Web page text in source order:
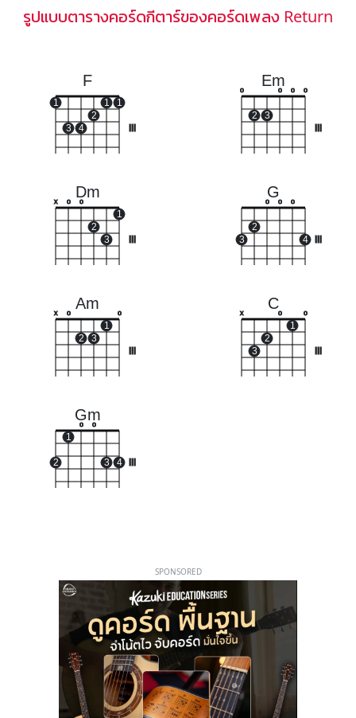
รูปแบบตารางคอร์ดกีตาร์ของคอร์ดเพลง Return
F
1
3 4
2
1 1
Em
o
2 3
o o o
Dm
x o o
2
3
1
G
3
2
o o o
4
Am
x o
2 3
1
o
C
x
3
2
o
1
o
Gm
2
1
o o
3 4
SPONSORED